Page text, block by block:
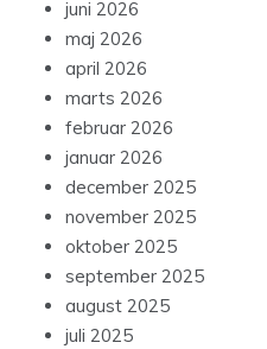
juni 2026
maj 2026
april 2026
marts 2026
februar 2026
januar 2026
december 2025
november 2025
oktober 2025
september 2025
august 2025
juli 2025